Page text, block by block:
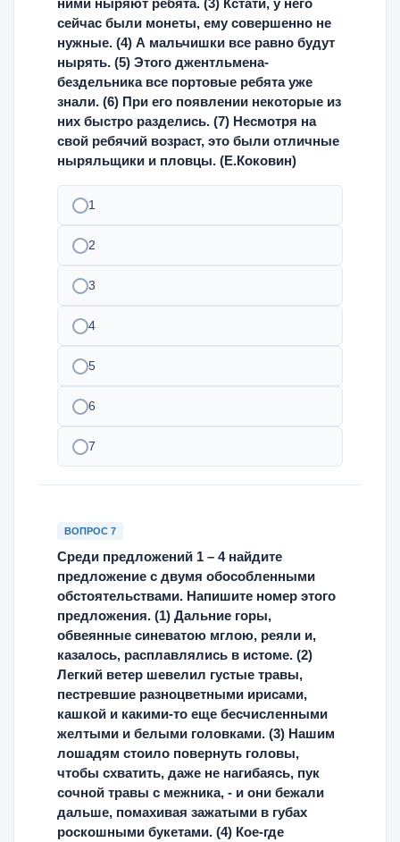
ними ныряют ребята. (3) Кстати, у него
сейчас были монеты, ему совершенно не
нужные. (4) А мальчишки все равно будут
нырять. (5) Этого джентльмена-
бездельника все портовые ребята уже
знали. (6) При его появлении некоторые из
них быстро разделись. (7) Несмотря на
свой ребячий возраст, это были отличные
ныряльщики и пловцы. (Е.Коковин)
1
2
3
4
5
6
7
ВОПРОС 7
Среди предложений 1 – 4 найдите
предложение с двумя обособленными
обстоятельствами. Напишите номер этого
предложения. (1) Дальние горы,
обвеянные синеватою мглою, реяли и,
казалось, расплавлялись в истоме. (2)
Легкий ветер шевелил густые травы,
пестревшие разноцветными ирисами,
кашкой и какими-то еще бесчисленными
желтыми и белыми головками. (3) Нашим
лошадям стоило повернуть головы,
чтобы схватить, даже не нагибаясь, пук
сочной травы с межника, - и они бежали
дальше, помахивая зажатыми в губах
роскошными букетами. (4) Кое-где